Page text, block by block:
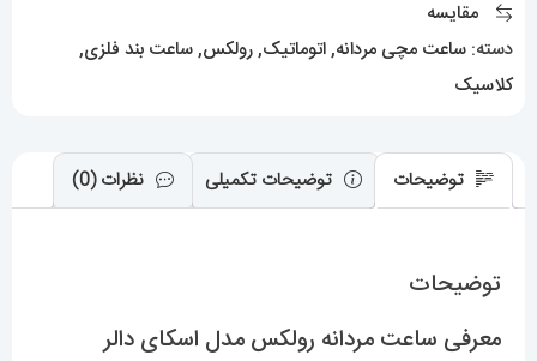
طلایی
مشکی
020671
Sky
مقایسه
دسته: ساعت مچی مردانه,اتوماتیک,رولکس,ساعت بند فلزی,
کلاسیک
توضیحات توضیحات تکمیلی نظرات (0)
توضیحات
معرفی ساعت مردانه رولکس مدل اسکای دالر